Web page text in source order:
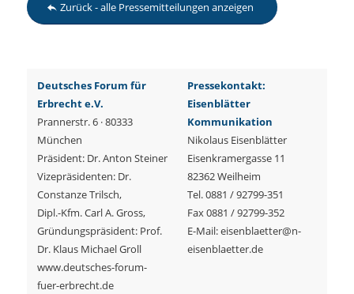
Zurück - alle Pressemitteilungen anzeigen
Deutsches Forum für
Erbrecht e.V.
Prannerstr. 6 · 80333
München
Präsident: Dr. Anton Steiner
Vizepräsidenten: Dr.
Constanze Trilsch,
Dipl.-Kfm. Carl A. Gross,
Gründungspräsident: Prof.
Dr. Klaus Michael Groll
www.deutsches-forum-
fuer-erbrecht.de
Pressekontakt:
Eisenblätter
Kommunikation
Nikolaus Eisenblätter
Eisenkramergasse 11
82362 Weilheim
Tel. 0881 / 92799-351
Fax 0881 / 92799-352
E-Mail: eisenblaetter@n-
eisenblaetter.de